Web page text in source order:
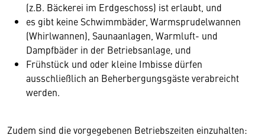
(z.B. Bäckerei im Erdgeschoss) ist erlaubt, und
es gibt keine Schwimmbäder, Warmsprudelwannen
(Whirlwannen), Saunaanlagen, Warmluft- und
Dampfbäder in der Betriebsanlage, und
Frühstück und oder kleine Imbisse dürfen
ausschließlich an Beherbergungsgäste verabreicht
werden.
Zudem sind die vorgegebenen Betriebszeiten einzuhalten: